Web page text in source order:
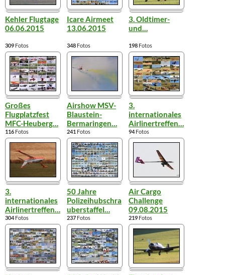
Kehler Flugtage
06.06.2015
309 Fotos
Icare Airmeet
13.06.2015
348 Fotos
3. Oldtimer-
und…
198 Fotos
Großes
Flugplatzfest
MFC-Heuberg…
116 Fotos
Airshow MSV-
Blaustein-
Bermaringen…
241 Fotos
3.
internationales
Airlinertreffen…
94Fotos
3.
internationales
Airlinertreffen…
304Fotos
50 Jahre
Polizeihubschra
uberstaffel…
237 Fotos
Air Cargo
Challenge
09.08.2015
219 Fotos